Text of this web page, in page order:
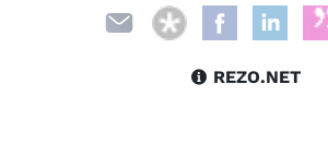
REZO.NET